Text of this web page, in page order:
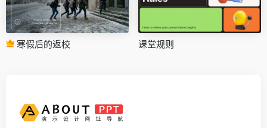
寒假后的返校 课堂规则